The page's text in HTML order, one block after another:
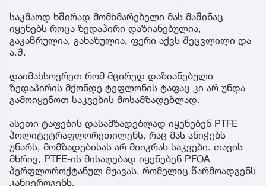
საკმაოდ ხშირად მომხმარებელი მას მაშინაც
იყენებს როცა ზედაპირი დაზიანებულია,
გაკაწრულია, გახაზულია, ფერი აქვს შეცვლილი და
ა.შ.
დაიმახსოვრეთ რომ მცირედ დაზიანებული
ზედაპირის მქონდე ტეფლონის ტაფაც კი არ უნდა
გამოიყენოთ საკვების მოსამზადებლად.
ასეთი ტაფების დასამზადებლად იყენებენ PTFE
პოლიტეტრაფლორეთილენს, რაც მას ანიჭებს
უნარს, მომზადებისას არ მიიკრას საკვები. თავის
მხრივ, PTFE-ის მისაღებად იყენებენ PFOA
პერფლოროქტანულ მჟავას, რომელიც წარმოადგენს
კანცეროგენს.